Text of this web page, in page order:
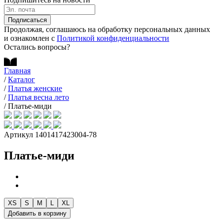
Подписаться
Продолжая, соглашаюсь на обработку персональных данных
и ознакомлен с Политикой конфиденциальности
Остались вопросы?
Главная
/ Каталог
/ Платья женские
/ Платья весна лето
/ Платье-миди
Артикул 1401417423004-78
Платье-миди
XS S M
XL
Добавить в корзину